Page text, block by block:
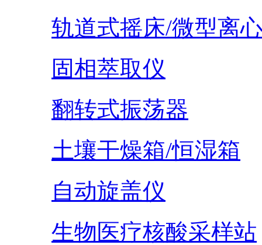
轨道式摇床/微型离
固相萃取仪
翻转式振荡器
土壤干燥箱/恒湿箱
自动旋盖仪
生物医疗核酸采样站